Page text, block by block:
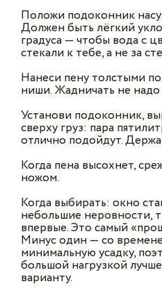
Положи подоконник
Должен быть лёгкий
градуса — чтобы вода с
стекали к тебе, а не за
Нанеси пену толстыми
ниши. Жадничать не
Установи подоконник,
сверху груз: пара
отлично подойдут.
Когда пена высохнет,
ножом.
Когда выбирать: окно
небольшие неровности,
впервые. Это самый
Минус один — со
минимальную усадку,
большой нагрузкой
варианту.